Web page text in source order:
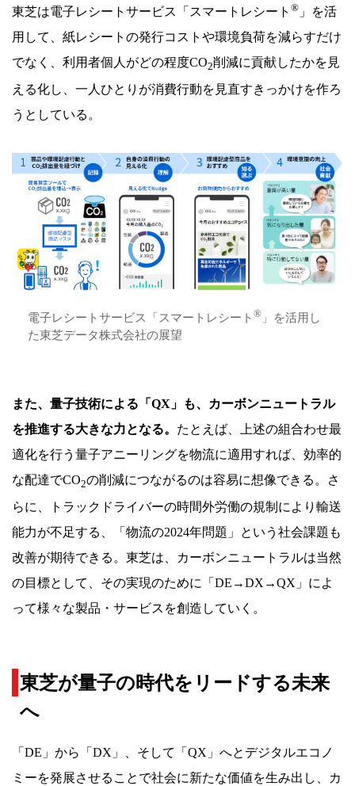
東芝は電子レシートサービス「スマートレシート ® 」を活
用して、紙レシートの発行コストや環境負荷を減らすだけ
でなく、利用者個人がどの程度CO2削減に貢献したかを見
える化し、一人ひとりが消費行動を見直すきっかけを作ろ
うとしている。
電子レシートサービス「スマートレシート ® 」を活用し
た東芝データ株式会社の展望
また、量子技術による「QX」も、カーボンニュートラル
を推進する大きな力となる。 たとえば、上述の組合わせ最
適化を行う量子アニーリングを物流に適用すれば、効率的
な配達でCO2の削減につながるのは容易に想像できる。さ
らに、トラックドライバーの時間外労働の規制により輸送
能力が不足する、「物流の2024年問題」という社会課題も
改善が期待できる。東芝は、カーボンニュートラルは当然
の目標として、その実現のために「DE→DX→QX」によ
って様々な製品・サービスを創造していく。
東芝が量子の時代をリードする未来
へ
「DE」から「DX」、そして「QX」へとデジタルエコノ
ミーを発展させることで社会に新たな価値を生み出し、カ